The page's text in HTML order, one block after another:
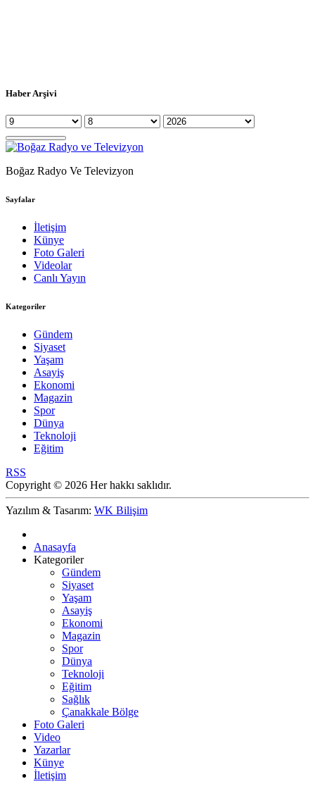
Haber Arşivi
Boğaz Radyo Ve Televizyon
Sayfalar
İletişim
Künye
Foto Galeri
Videolar
Canlı Yayın
Kategoriler
Gündem
Siyaset
Yaşam
Asayiş
Ekonomi
Magazin
Spor
Dünya
Teknoloji
Eğitim
RSS
Copyright © 2026 Her hakkı saklıdır.
Yazılım & Tasarım: WK Bilişim
Anasayfa
Kategoriler
Gündem
Siyaset
Yaşam
Asayiş
Ekonomi
Magazin
Spor
Dünya
Teknoloji
Eğitim
Sağlık
Çanakkale Bölge
Foto Galeri
Video
Yazarlar
Künye
İletişim